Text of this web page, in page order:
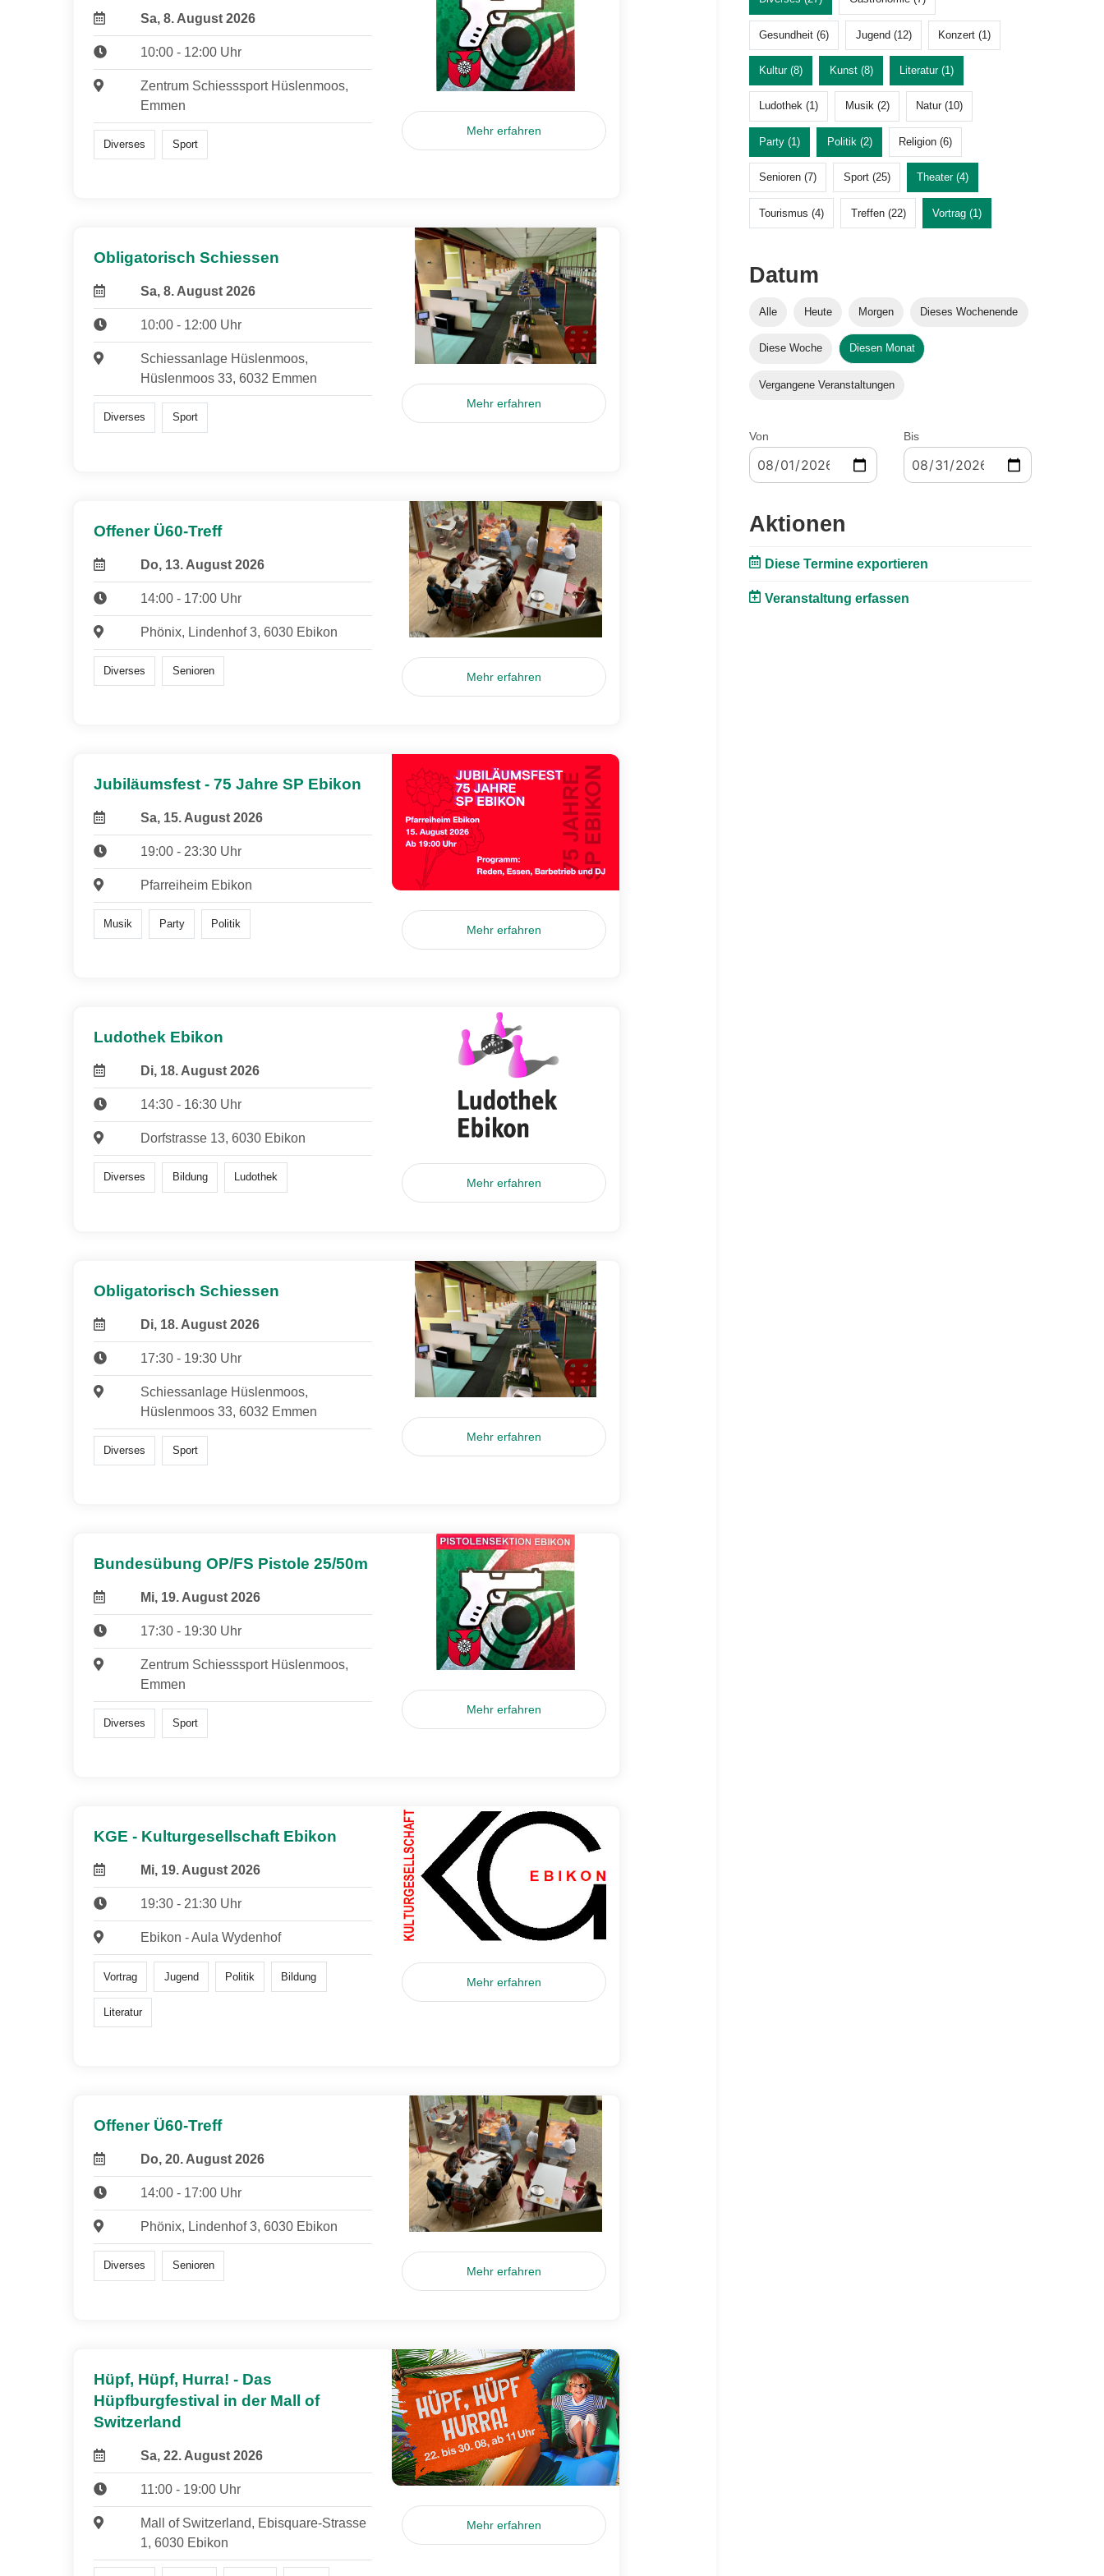
Sa, 8. August 2026
10:00 - 12:00 Uhr
Zentrum Schiesssport Hüslenmoos,
Emmen
Diverses Sport
Mehr erfahren
Obligatorisch Schiessen
Sa, 8. August 2026
10:00 - 12:00 Uhr
Schiessanlage Hüslenmoos,
Hüslenmoos 33, 6032 Emmen
Diverses Sport
Mehr erfahren
Offener Ü60-Treff
Do, 13. August 2026
14:00 - 17:00 Uhr
Phönix, Lindenhof 3, 6030 Ebikon
Diverses Senioren Mehr erfahren
Jubiläumsfest - 75 Jahre SP Ebikon
Sa, 15. August 2026
19:00 - 23:30 Uhr
Pfarreiheim Ebikon
Musik Party Politik Mehr erfahren
Ludothek Ebikon
Di, 18. August 2026
14:30 - 16:30 Uhr
Dorfstrasse 13, 6030 Ebikon
Diverses Bildung Ludothek Mehr erfahren
Obligatorisch Schiessen
Di, 18. August 2026
17:30 - 19:30 Uhr
Schiessanlage Hüslenmoos,
Hüslenmoos 33, 6032 Emmen
Diverses Sport
Mehr erfahren
Bundesübung OP/FS Pistole 25/50m
Mi, 19. August 2026
17:30 - 19:30 Uhr
Zentrum Schiesssport Hüslenmoos,
Emmen
Diverses Sport
Mehr erfahren
KGE - Kulturgesellschaft Ebikon
Mi, 19. August 2026
19:30 - 21:30 Uhr
Ebikon - Aula Wydenhof
Vortrag Jugend Politik Bildung
Literatur
Mehr erfahren
Offener Ü60-Treff
Do, 20. August 2026
14:00 - 17:00 Uhr
Phönix, Lindenhof 3, 6030 Ebikon
Diverses Senioren Mehr erfahren
Hüpf, Hüpf, Hurra! - Das
Hüpfburgfestival in der Mall of
Switzerland
Sa, 22. August 2026
11:00 - 19:00 Uhr
Mall of Switzerland, Ebisquare-Strasse
1, 6030 Ebikon
Mehr erfahren
Gesundheit (6) Jugend (12) Konzert (1)
Kultur (8) Kunst (8) Literatur (1)
Ludothek (1) Musik (2) Natur (10)
Party (1) Politik (2) Religion (6)
Senioren (7) Sport (25) Theater (4)
Tourismus (4) Treffen (22) Vortrag (1)
Datum
Alle Heute Morgen Dieses Wochenende
Diese Woche Diesen Monat
Vergangene Veranstaltungen
Von Bis
Aktionen
Diese Termine exportieren
Veranstaltung erfassen